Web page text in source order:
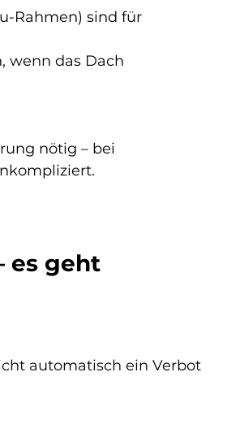
Rahmen) sind für
wenn das Dach
nötig – bei
es geht
automatisch ein Verbot